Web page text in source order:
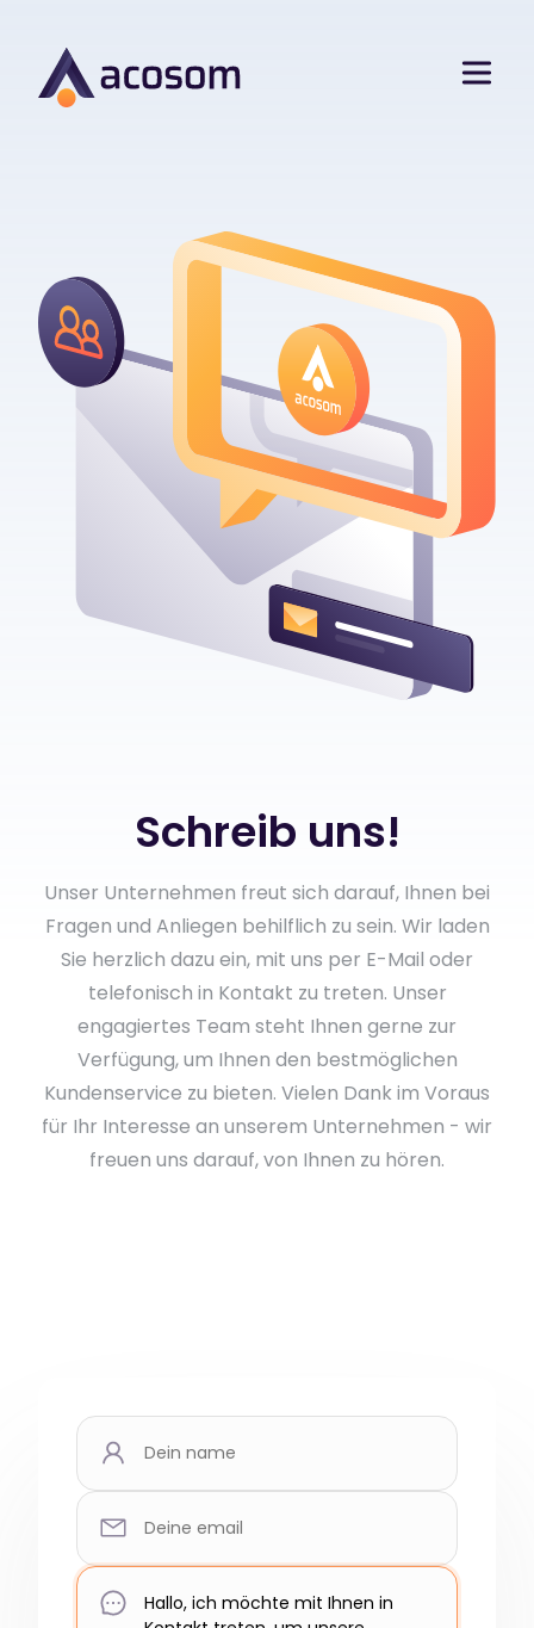
Schreib uns!
Unser Unternehmen freut sich darauf, Ihnen bei
Fragen und Anliegen behilflich zu sein. Wir laden
Sie herzlich dazu ein, mit uns per E-Mail oder
telefonisch in Kontakt zu treten. Unser
engagiertes Team steht Ihnen gerne zur
Verfügung, um Ihnen den bestmöglichen
Kundenservice zu bieten. Vielen Dank im Voraus
für Ihr Interesse an unserem Unternehmen - wir
freuen uns darauf, von Ihnen zu hören.